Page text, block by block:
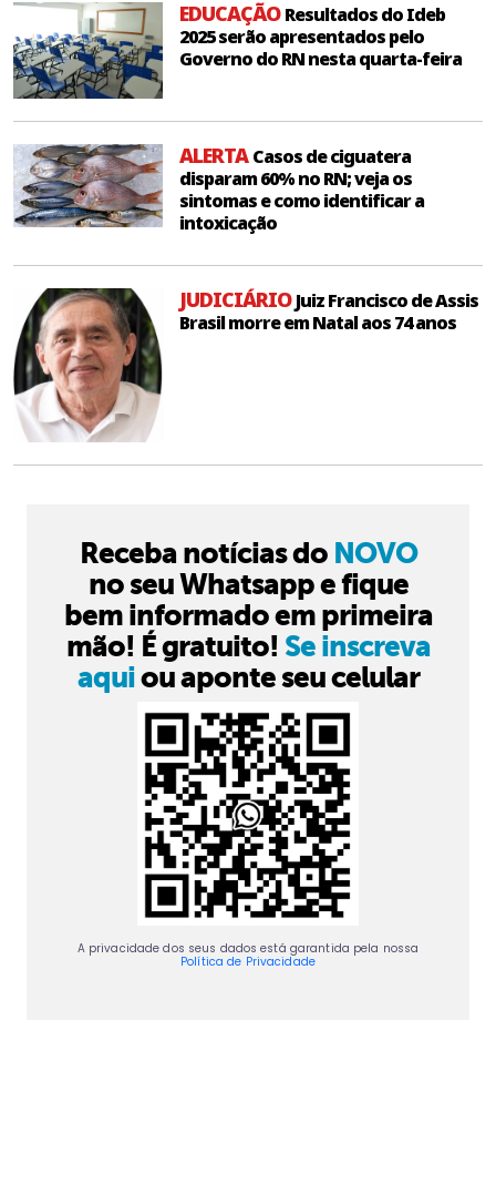
EDUCAÇÃOResultados do Ideb
2025 serão apresentados pelo
Governo do RN nesta quarta-feira
ALERTACasos de ciguatera
disparam 60% no RN; veja os
sintomas e como identificar a
intoxicação
JUDICIÁRIOJuiz Francisco de Assis
Brasil morre em Natal aos 74 anos
Receba notícias do NOVO
no seu Whatsapp e fique
bem informado em primeira
mão! É gratuito! Se inscreva
aquiou aponte seu celular
A privacidade dos seus dados está garantida pela nossa
Política de Privacidade